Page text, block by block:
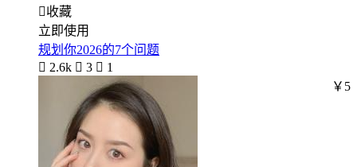
收藏
立即使用
规划你2026的7个问题
 2.6k  3  1
￥5